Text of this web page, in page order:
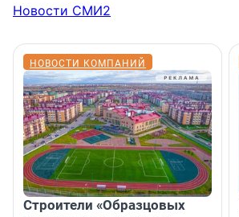
Новости СМИ2
НОВОСТИ КОМПАНИЙ
Строители «Образцовых